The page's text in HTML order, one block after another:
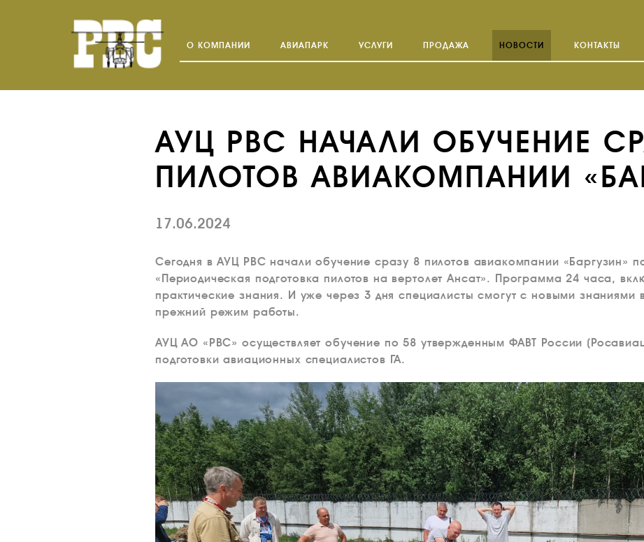
О КОМПАНИИ АВИАПАРК УСЛУГИ ПРОДАЖА НОВОСТИ КОНТАКТЫ
АУЦ РВС НАЧАЛИ ОБУЧЕНИЕ
ПИЛОТОВ АВИАКОМПАНИИ
17.06.2024
Сегодня в АУЦ РВС начали обучение сразу 8 пилотов авиакомпании «Баргузин»
«Периодическая подготовка пилотов на вертолет Ансат». Программа 24 часа,
практические знания. И уже через 3 дня специалисты смогут с новыми знаниями
прежний режим работы.
АУЦ АО «РВС» осуществляет обучение по 58 утвержденным ФАВТ России
подготовки авиационных специалистов ГА.